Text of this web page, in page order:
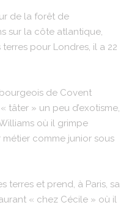
de la forêt de
sur la côte atlantique,
pour Londres, il a 22
bourgeois de Covent
tâter » un peu d’exotisme,
où il grimpe
comme junior sous
terres et prend, à Paris, sa
« chez Cécile » où il